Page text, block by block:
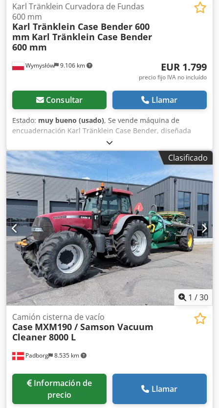
Wymysłów 9.106 km
Karl Tränklein Curvadora de Fundas
600 mm
Karl Tränklein Case Bender 600
mm Karl Tränklein Case Bender
600 mm
EUR 1.799
precio fijo IVA no incluído
Consultar Llamar
Estado: muy bueno (usado), Se vende máquina de
encuadernación Karl Tränklein Case Bender, diseñada
para dar forma y curvar los lomos de las cubiertas de
libros de tapa dura. El dispositivo proporciona a las
cubiertas el radio adecuado, lo que permite que se ajusten
perfectamente al bloque del libro. La máquina está
equipada con rodillos ajustables que permiten adaptarse
a diferentes grosores de cubiertas. Su robusta estructura
de hierro fundido garantiza una alta precisión y una larga
vida útil. Datos técnicos: Fabricante: Karl Tränklein Tipo:
Case Bender / máquina para dar forma a lomos Ancho de
trabajo: aprox. 600 mm Ajuste de la presión de los rodillos
Estructura estable de hierro fundido Accionamiento
eléctrico Dsdpoziwnbsfx Aciskr Mesa de trabajo Estado:
usada Aplicaciones: producción de libros de tapa dura,
encuadernaciones, imprentas, empresas de artes gráficas,
producción de álbumes, catálogos y encuadernaciones.
Clasificado
1 /30
Padborg 8.535 km
Camión cisterna de vacío
Case MXM190 / Samson Vacuum
Cleaner 8000 L
Información de
precio
Llamar